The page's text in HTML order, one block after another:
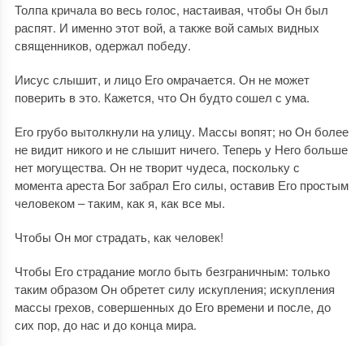
Толпа кричала во весь голос, настаивая, чтобы Он был
распят. И именно этот вой, а также вой самых видных
священников, одержал победу.
Иисус слышит, и лицо Его омрачается. Он не может
поверить в это. Кажется, что Он будто сошел с ума.
Его грубо вытолкнули на улицу. Массы вопят; но Он более
не видит никого и не слышит ничего. Теперь у Него больше
нет могущества. Он не творит чудеса, поскольку с
момента ареста Бог забрал Его силы, оставив Его простым
человеком ‒ таким, как я, как все мы.
Чтобы Он мог страдать, как человек!
Чтобы Его страдание могло быть безграничным: только
таким образом Он обретет силу искупления; искупления
массы грехов, совершенных до Его времени и после, до
сих пор, до нас и до конца мира.